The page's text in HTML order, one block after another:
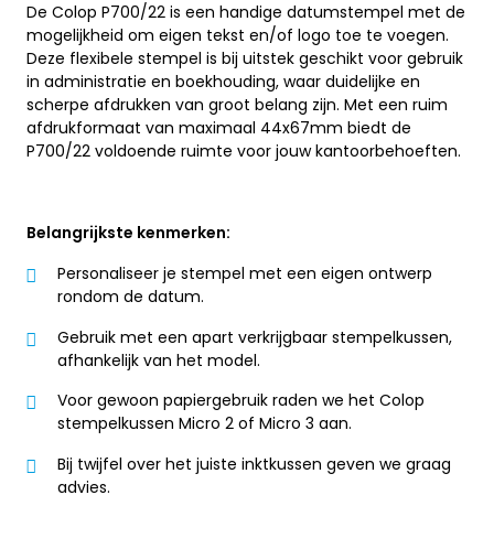
De Colop P700/22 is een handige datumstempel met de
mogelijkheid om eigen tekst en/of logo toe te voegen.
Deze flexibele stempel is bij uitstek geschikt voor gebruik
in administratie en boekhouding, waar duidelijke en
scherpe afdrukken van groot belang zijn. Met een ruim
afdrukformaat van maximaal 44x67mm biedt de
P700/22 voldoende ruimte voor jouw kantoorbehoeften.
Belangrijkste kenmerken:
Personaliseer je stempel met een eigen ontwerp
rondom de datum.
Gebruik met een apart verkrijgbaar stempelkussen,
afhankelijk van het model.
Voor gewoon papiergebruik raden we het Colop
stempelkussen Micro 2 of Micro 3 aan.
Bij twijfel over het juiste inktkussen geven we graag
advies.